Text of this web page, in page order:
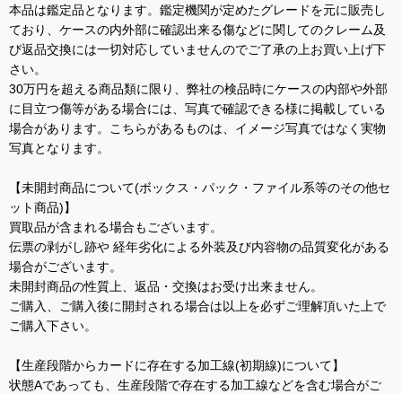
本品は鑑定品となります。鑑定機関が定めたグレードを元に販売し
ており、ケースの内外部に確認出来る傷などに関してのクレーム及
び返品交換には一切対応していませんのでご了承の上お買い上げ下
さい。
30万円を超える商品類に限り、弊社の検品時にケースの内部や外部
に目立つ傷等がある場合には、写真で確認できる様に掲載している
場合があります。こちらがあるものは、イメージ写真ではなく実物
写真となります。
【未開封商品について(ボックス・パック・ファイル系等のその他セ
ット商品)】
買取品が含まれる場合もございます。
伝票の剥がし跡や 経年劣化による外装及び内容物の品質変化がある
場合がございます。
未開封商品の性質上、返品・交換はお受け出来ません。
ご購入、ご購入後に開封される場合は以上を必ずご理解頂いた上で
ご購入下さい。
【生産段階からカードに存在する加工線(初期線)について】
状態Aであっても、生産段階で存在する加工線などを含む場合がご